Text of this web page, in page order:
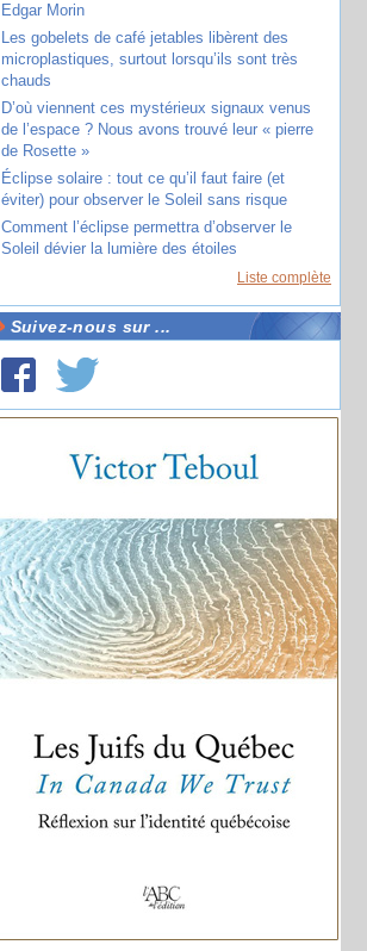
Edgar Morin
Les gobelets de café jetables libèrent des
microplastiques, surtout lorsqu’ils sont très
chauds
D’où viennent ces mystérieux signaux venus
de l’espace ? Nous avons trouvé leur « pierre
de Rosette »
Éclipse solaire : tout ce qu’il faut faire (et
éviter) pour observer le Soleil sans risque
Comment l’éclipse permettra d’observer le
Soleil dévier la lumière des étoiles
Liste complète
Suivez-nous sur ...